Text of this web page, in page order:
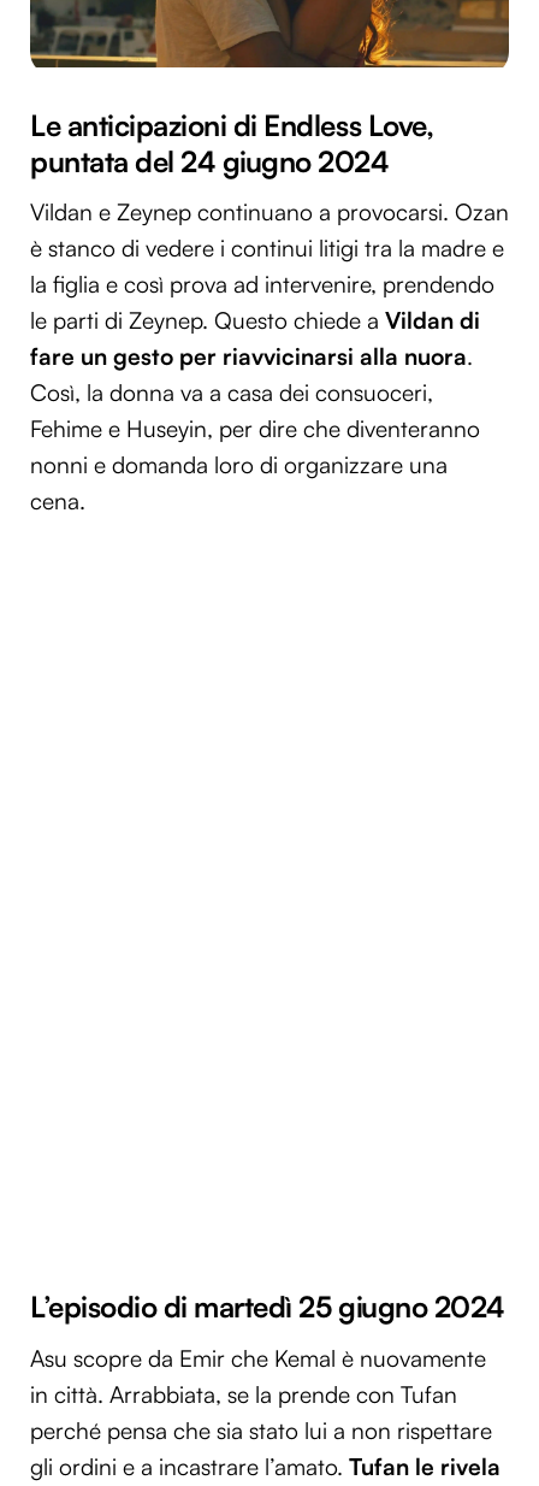
Le anticipazioni di Endless Love,
puntata del 24 giugno 2024
Vildan e Zeynep continuano a provocarsi. Ozan
è stanco di vedere i continui litigi tra la madre e
la figlia e così prova ad intervenire, prendendo
le parti di Zeynep. Questo chiede a Vildan di
fare un gesto per riavvicinarsi alla nuora.
Così, la donna va a casa dei consuoceri,
Fehime e Huseyin, per dire che diventeranno
nonni e domanda loro di organizzare una
cena.
L’episodio di martedì 25 giugno 2024
Asu scopre da Emir che Kemal è nuovamente
in città. Arrabbiata, se la prende con Tufan
perché pensa che sia stato lui a non rispettare
gli ordini e a incastrare l’amato. Tufan le rivela